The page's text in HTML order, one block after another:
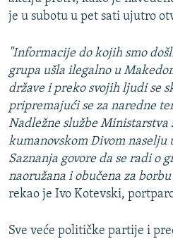
je u subotu u pet sati ujutro
"Informacije do kojih smo
grupa ušla ilegalno u
države i preko svojih ljudi se
pripremajući se za naredne
Nadležne službe Ministarstva
kumanovskom Divom naselju
Saznanja govore da se radi o
naoružana i obučena za
rekao je Ivo Kotevski,
Sve veće političke partije i